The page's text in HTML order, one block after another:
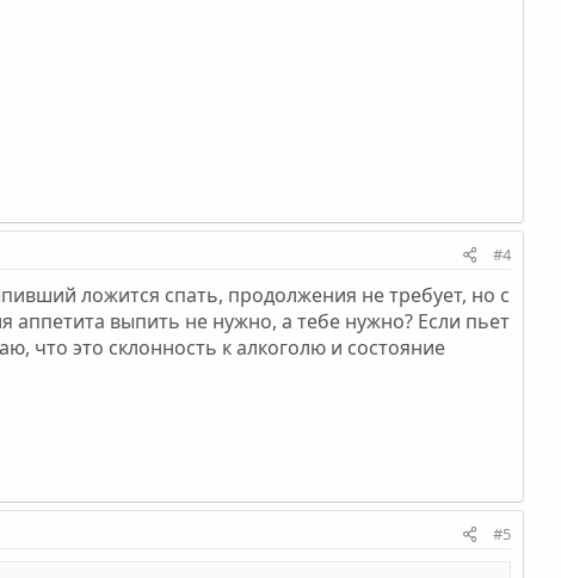
#4
ложится спать, продолжения не требует, но с
аппетита выпить не нужно, а тебе нужно? Если пьет
что это склонность к алкоголю и состояние
#5